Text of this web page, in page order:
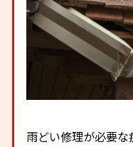
雨どい修理が必要